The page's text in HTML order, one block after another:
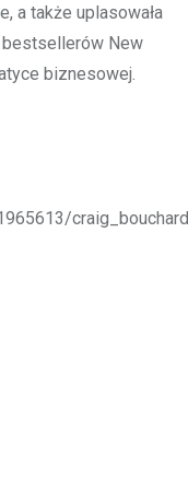
a także uplasowała
New
biznesowej.